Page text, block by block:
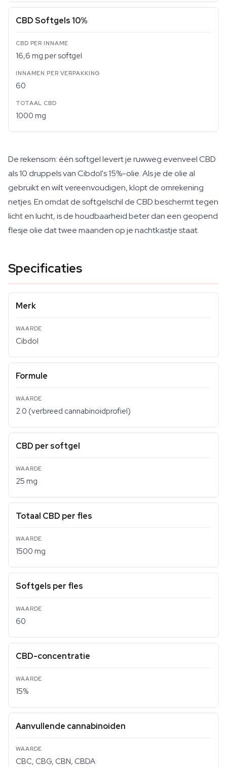
CBD Softgels 10%
16,6 mg per softgel
60
1000 mg
De rekensom: één softgel levert je ruwweg evenveel CBD
als 10 druppels van Cibdol's 15%-olie. Als je de olie al
gebruikt en wilt vereenvoudigen, klopt de omrekening
netjes. En omdat de softgelschil de CBD beschermt tegen
licht en lucht, is de houdbaarheid beter dan een geopend
flesje olie dat twee maanden op je nachtkastje staat.
Specificaties
Merk
Cibdol
Formule
2.0 (verbreed cannabinoidprofiel)
CBD per softgel
25 mg
Totaal CBD per fles
1500 mg
Softgels per fles
60
CBD-concentratie
15%
Aanvullende cannabinoiden
CBC, CBG, CBN, CBDA